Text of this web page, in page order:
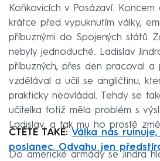
Koňkovicích v Posázaví. Koncem
krátce před vypuknutím války,
příbuznými do Spojených států.
nebyly jednoduché. Ladislav
příbuzných, přes den pracoval a
vzdělával a učil se angličtinu,
prakticky neovládal. Tehdy se
učitelka totiž měla problém s
Ladislav, a tak mu ho prostě
ČTĚTE TAKÉ: Válka nás
poslanec. Odvahu jen
Do americké armády se Jindra